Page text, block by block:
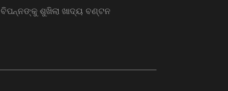
ବିପନ୍ନଙ୍କୁ ଶୁଖିଲା ଖାଦ୍ୟ ବଣ୍ଟନ